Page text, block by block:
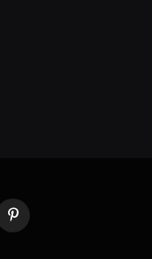
Pinterest